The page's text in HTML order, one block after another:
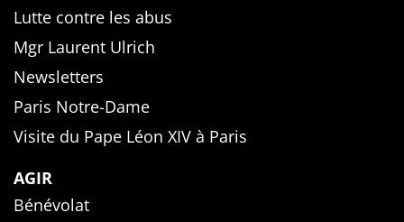
Lutte contre les abus
Mgr Laurent Ulrich
Newsletters
Paris Notre-Dame
Visite du Pape Léon XIV à Paris
AGIR
Bénévolat